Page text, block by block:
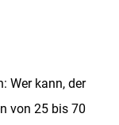
Wer kann, der
von 25 bis 70